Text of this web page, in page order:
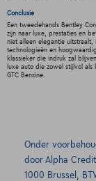
Conclusie
Een tweedehands Bentley
zijn naar luxe, prestaties en
niet alleen elegantie
technologieën en
klassieker die indruk zal
luxe auto die zowel stijlvol
GTC Benzine.
Onder
door Alpha
1000 Brussel,